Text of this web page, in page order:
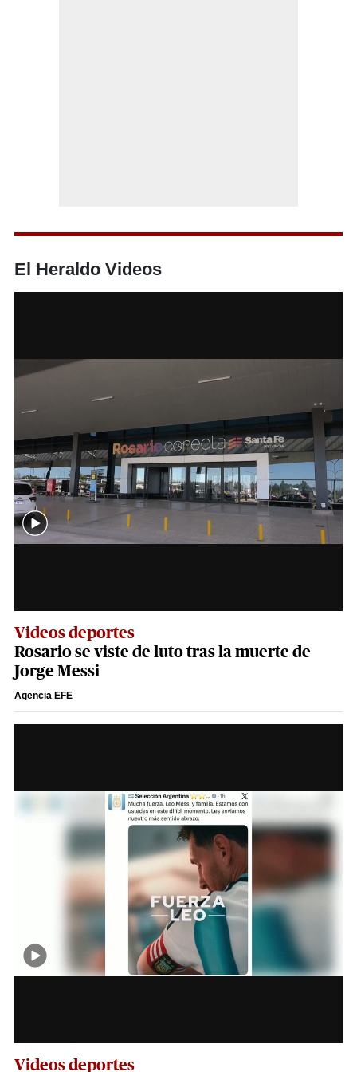
El Heraldo Videos
Videos deportes
Rosario se viste de luto tras la muerte de
Jorge Messi
Agencia EFE
Videos deportes